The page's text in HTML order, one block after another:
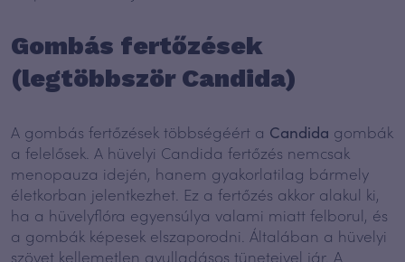
Gombás fertőzések
(legtöbbször Candida)
A gombás fertőzések többségéért a Candida gombák
a felelősek. A hüvelyi Candida fertőzés nemcsak
menopauza idején, hanem gyakorlatilag bármely
életkorban jelentkezhet. Ez a fertőzés akkor alakul ki,
ha a hüvelyflóra egyensúlya valami miatt felborul, és
a gombák képesek elszaporodni. Általában a hüvelyi
szövet kellemetlen gyulladásos tüneteivel jár. A